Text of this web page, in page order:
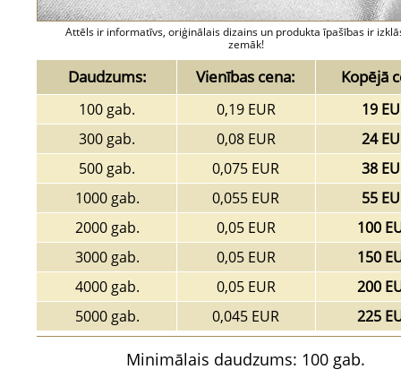
Attēls ir informatīvs, oriģinālais dizains un produkta īpašības ir
zemāk!
Daudzums: Vienības cena: Kopējā
100 gab. 0,19 EUR
19
300 gab.
0,08 EUR
24
500 gab.
0,075 EUR
38
1000 gab.
0,055 EUR
55
2000 gab.
0,05 EUR
100
3000 gab.
0,05 EUR
150
4000 gab.
0,05 EUR
200
5000 gab.
0,045 EUR 225
Minimālais daudzums: 100 gab.